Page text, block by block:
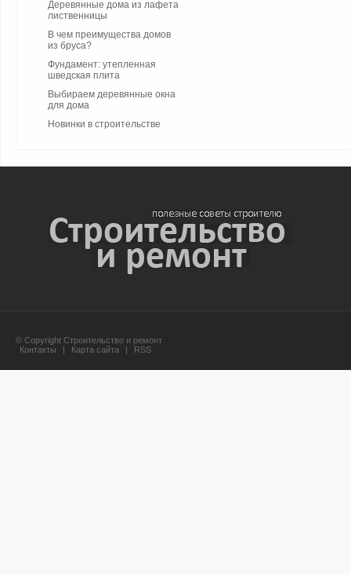
Деревянные дома из лафета
лиственницы
В чем преимущества домов
из бруса?
Фундамент: утепленная
шведская плита
Выбираем деревянные окна
для дома
Новинки в строительстве
© Copyright Строительство и ремонт
Контакты
| Карта сайта | RSS